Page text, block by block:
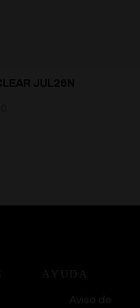
JUL26N
AYUDA
Aviso de